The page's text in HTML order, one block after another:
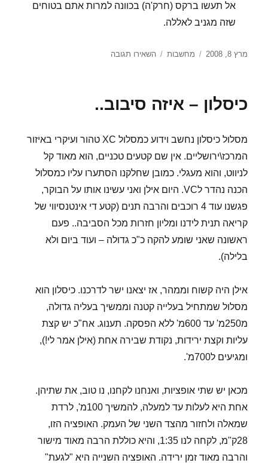
אל תעשו ברקס (חרק'ה) בכוונה למרות אתם בטוחים
שזה מגניב לאללה.
פורסם
מרץ 8, 2008 קטגוריות
מחשבות השאירו תגובה
אופניים
כיסלון – איזה סיבוב..
מסלול כיסלון נחשב וידוע כמסלול XC טהור ועיקרי באיזור
המרכז\ירושליים. אין שם קטעים טכניים, הוא מאוד קל
לניווט, והוא מעגלי. כמובן שחלקנו הסתערו עליו כמסלול
הכנה נהדר לVC. היום אילן ואני עשינו אותו על הבוקר,
פגשנו עוד 4 רוכבים והרבה תנים (קטע די אינטנסיווי של
קריאה תנית לידנו ומליון חזרות מכל הסביבה.. פעם
ראשונה שאני שומע להקה כ"כ גדולה – ועוד ביום ולא
בלילה).
אילן היה קשוח וממהר, אז יצאנו ישר לדרכנו. כיסלון הוא
מסלול שמתחיל בעלייה קטנה וממשיך בעליה גדולה,
מ250מ' עד 600מ' ללא הפסקה. תענוג. אח"כ יש קצת
עליות וקצת ירידות, נקודת שבירה אחת (אילן אמר לי!),
ומגיעים ל700מ'.
מכאן יש שתי אופציות, ואנחנו לקחנו, נו טוב, את שתיהן.
אחת היא לעלות עד למעלה, להמשיך 100מ', לרדת
שמאלה ולחזור מהצד השני של העמק. האופציה הזו,
28ק"מ, לקחה לנו 1:35, והיא כוללת הרבה מאוד מישור
והרבה מאוד זמן ירידה. האופציה השנייה היא "לגעת"